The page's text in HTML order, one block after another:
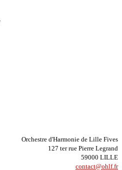
Orchestre d'Harmonie de Lille Fives
127 ter rue Pierre Legrand
59000 LILLE
contact@ohlf.fr